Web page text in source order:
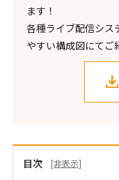
ます！
各種ライブ配信シス
やすい構成図にてご
目次 [非表示]